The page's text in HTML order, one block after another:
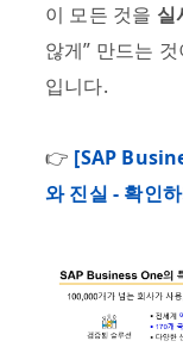
이 모든 것을 실
않게” 만드는 것
입니다.
👉 [SAP
와 진실 - 확인